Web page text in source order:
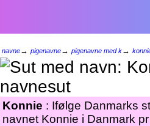
navne→ pigenavne→ pigenavne med k→
Konnie : Ifølge Danmarks
navnet Konnie i Danmark